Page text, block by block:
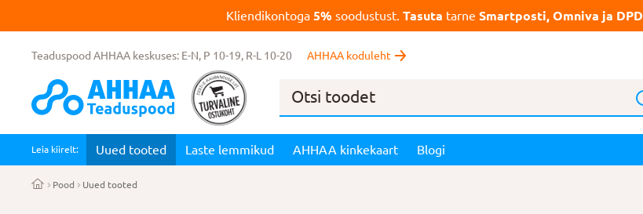
Kliendikontoga5% soodustust. Tasuta tarne Smartposti, Omniva ja DPD
Teaduspood AHHAA keskuses: E-N, P 10-19, R-L 10-20 AHHAA koduleht
Products
Leia kiirelt: Uued tooted Laste lemmikud AHHAA kinkekaart Blogi
Pood Uued tooted